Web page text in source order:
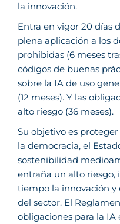
la innovación.
Entra en vigor 20 días
plena aplicación a los
prohibidas (6 meses
códigos de buenas
sobre la IA de uso
(12 meses). Y las
alto riesgo (36 meses).
Su objetivo es
la democracia, el
sostenibilidad
entraña un alto
tiempo la innovación y
del sector. El
obligaciones para la IA